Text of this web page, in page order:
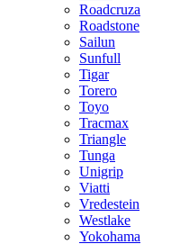
Roadcruza
Roadstone
Sailun
Sunfull
Tigar
Torero
Toyo
Tracmax
Triangle
Tunga
Unigrip
Viatti
Vredestein
Westlake
Yokohama